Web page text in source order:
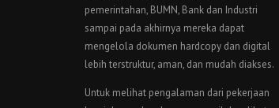
pemerintahan, BUMN, Bank dan Industri
sampai pada akhirnya mereka dapat
mengelola dokumen hardcopy dan digital
lebih terstruktur, aman, dan mudah diakses.
Untuk melihat pengalaman dari pekerjaan